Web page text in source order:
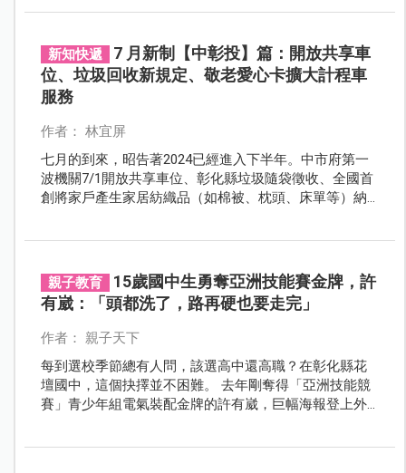
新知快遞
7 月新制【中彰投】篇：開放共享車
位、垃圾回收新規定、敬老愛心卡擴大計程車
服務
作者： 林宜屏
七月的到來，昭告著2024已經進入下半年。中市府第一
波機關7/1開放共享車位、彰化縣垃圾隨袋徵收、全國首
創將家戶產生家居紡織品（如棉被、枕頭、床單等）納
親子教育
15歲國中生勇奪亞洲技能賽金牌，許
有崴：「頭都洗了，路再硬也要走完」
作者： 親子天下
每到選校季節總有人問，該選高中還高職？在彰化縣花
壇國中，這個抉擇並不困難。 去年剛奪得「亞洲技能競
賽」青少年組電氣裝配金牌的許有崴，巨幅海報登上外